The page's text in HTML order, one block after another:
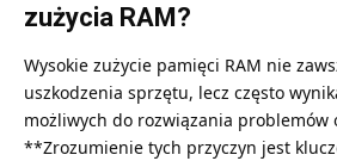
zużycia RAM?
Wysokie zużycie pamięci RAM nie
uszkodzenia sprzętu, lecz często
możliwych do rozwiązania problemów
**Zrozumienie tych przyczyn jest